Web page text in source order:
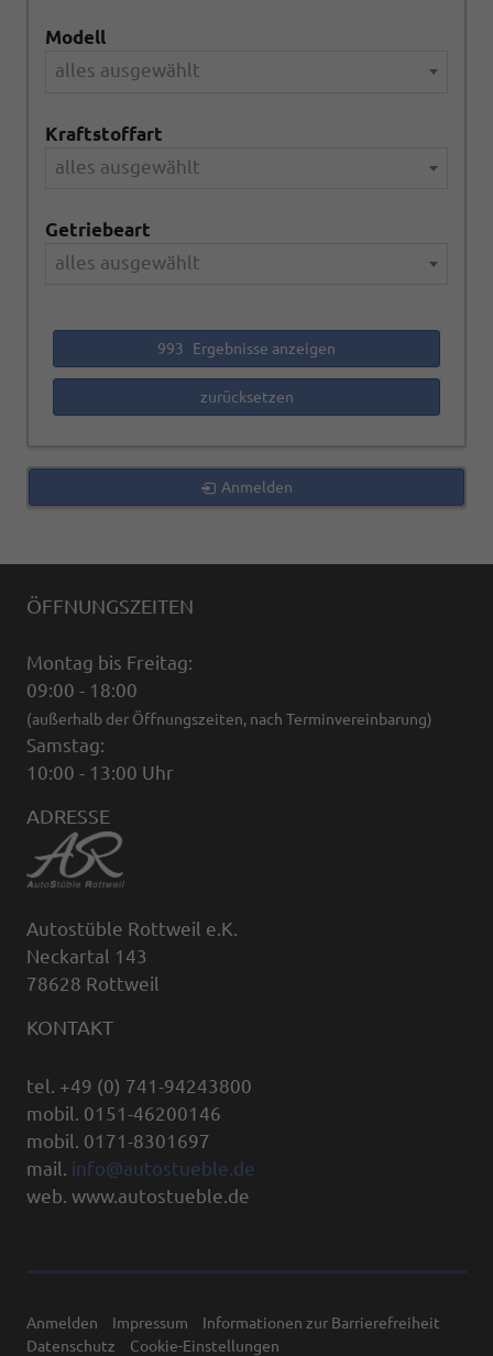
Modell
alles ausgewählt
Kraftstoffart
alles ausgewählt
Getriebeart
alles ausgewählt
993 Ergebnisse anzeigen
zurücksetzen
Anmelden
ÖFFNUNGSZEITEN
Montag bis Freitag:
09:00 - 18:00
(außerhalb der Öffnungszeiten, nach Terminvereinbarung)
Samstag:
10:00 - 13:00 Uhr
ADRESSE
Autostüble Rottweil e.K.
Neckartal 143
78628 Rottweil
KONTAKT
tel. +49 (0) 741-94243800
mobil. 0151-46200146
mobil. 0171-8301697
mail. info@autostueble.de
web. www.autostueble.de
Anmelden Impressum
Informationen zur Barrierefreiheit
Datenschutz
Cookie-Einstellungen